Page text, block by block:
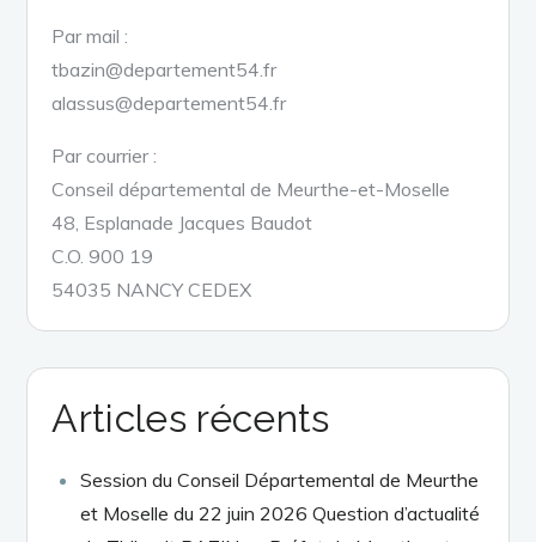
Par mail :
tbazin@departement54.fr
alassus@departement54.fr
Par courrier :
Conseil départemental de Meurthe-et-Moselle
48, Esplanade Jacques Baudot
C.O. 900 19
54035 NANCY CEDEX
Articles récents
Session du Conseil Départemental de Meurthe
et Moselle du 22 juin 2026 Question d’actualité